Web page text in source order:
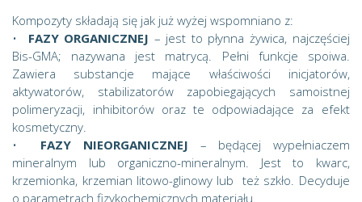
Kompozyty składają się jak już wyżej wspomniano z:
• FAZY ORGANICZNEJ – jest to płynna żywica, najczęściej
Bis-GMA; nazywana jest matrycą. Pełni funkcje spoiwa.
Zawiera substancje mające właściwości inicjatorów,
aktywatorów, stabilizatorów zapobiegających samoistnej
polimeryzacji, inhibitorów oraz te odpowiadające za efekt
kosmetyczny.
• FAZY NIEORGANICZNEJ – będącej wypełniaczem
mineralnym lub organiczno-mineralnym. Jest to kwarc,
krzemionka, krzemian litowo-glinowy lub też szkło. Decyduje
o parametrach fizykochemicznych materiału.